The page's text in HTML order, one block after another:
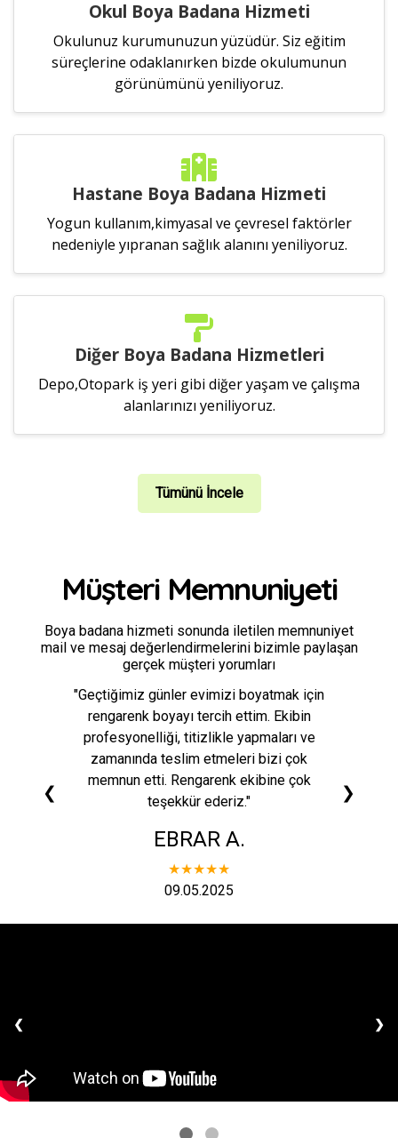
Okul Boya Badana Hizmeti
Okulunuz kurumunuzun yüzüdür. Siz eğitim
süreçlerine odaklanırken bizde okulumunun
görünümünü yeniliyoruz.
Hastane Boya Badana Hizmeti
Yogun kullanım,kimyasal ve çevresel faktörler
nedeniyle yıpranan sağlık alanını yeniliyoruz.
Diğer Boya Badana Hizmetleri
Depo,Otopark iş yeri gibi diğer yaşam ve çalışma
alanlarınızı yeniliyoruz.
Tümünü İncele
Müşteri Memnuniyeti
Boya badana hizmeti sonunda iletilen memnuniyet
mail ve mesaj değerlendirmelerini bizimle paylaşan
gerçek müşteri yorumları
❮
"Geçtiğimiz günler evimizi boyatmak için
rengarenk boyayı tercih ettim. Ekibin
profesyonelliği, titizlikle yapmaları ve
zamanında teslim etmeleri bizi çok
memnun etti. Rengarenk ekibine çok
teşekkür ederiz."
EBRAR A.
★★★★★
09.05.2025
❯
❮ ❯